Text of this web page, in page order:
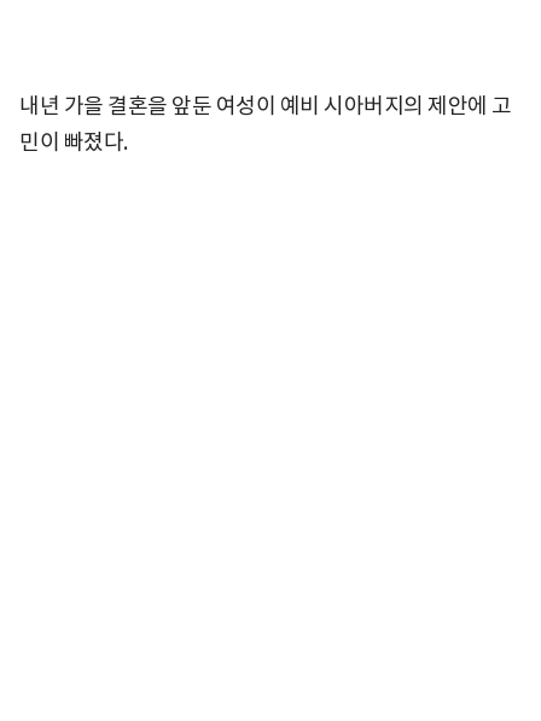
내년 가을 결혼을 앞둔 여성이 예비 시아버지의 제안에 고
민이 빠졌다.